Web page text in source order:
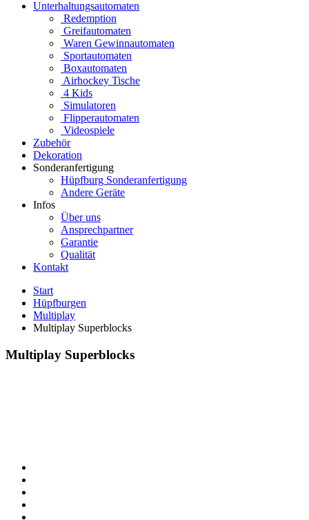
Unterhaltungsautomaten
Redemption
Greifautomaten
Waren Gewinnautomaten
Sportautomaten
Boxautomaten
Airhockey Tische
4 Kids
Simulatoren
Flipperautomaten
Videospiele
Zubehör
Dekoration
Sonderanfertigung
Hüpfburg Sonderanfertigung
Andere Geräte
Infos
Über uns
Ansprechpartner
Garantie
Qualität
Kontakt
Start
Hüpfburgen
Multiplay
Multiplay Superblocks
Multiplay Superblocks